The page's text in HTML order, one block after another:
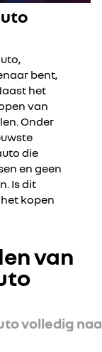
bent,
het
van
Onder
die
en geen
Is dit
kopen
van
volledig